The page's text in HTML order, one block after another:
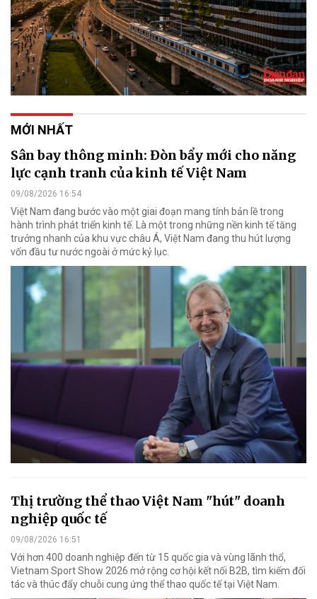
MỚI NHẤT
Sân bay thông minh: Đòn bẩy mới cho năng
lực cạnh tranh của kinh tế Việt Nam
09/08/2026 16:54
Việt Nam đang bước vào một giai đoạn mang tính bản lề trong
hành trình phát triển kinh tế. Là một trong những nền kinh tế tăng
trưởng nhanh của khu vực châu Á, Việt Nam đang thu hút lượng
vốn đầu tư nước ngoài ở mức kỷ lục.
Thị trường thể thao Việt Nam "hút" doanh
nghiệp quốc tế
09/08/2026 16:51
Với hơn 400 doanh nghiệp đến từ 15 quốc gia và vùng lãnh thổ,
Vietnam Sport Show 2026 mở rộng cơ hội kết nối B2B, tìm kiếm đối
tác và thúc đẩy chuỗi cung ứng thể thao quốc tế tại Việt Nam.